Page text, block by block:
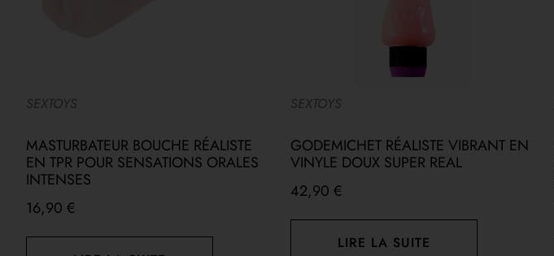
SEXTOYS
MASTURBATEUR BOUCHE RÉALISTE
EN TPR POUR SENSATIONS ORALES
INTENSES
16,90 €
SEXTOYS
GODEMICHET RÉALISTE VIBRANT EN
VINYLE DOUX SUPER REAL
42,90 €
LIRE LA SUITE